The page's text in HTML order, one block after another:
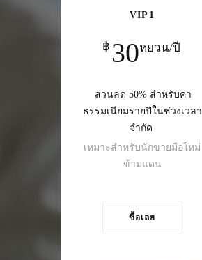
VIP1
฿ 30หยวน/ปี
ส่วนลด 50% สำหรับค่า
ธรรมเนียมรายปีในช่วงเวลา
จำกัด
เหมาะสำหรับนักขายมือใหม่
ข้ามแดน
ซื้อเลย